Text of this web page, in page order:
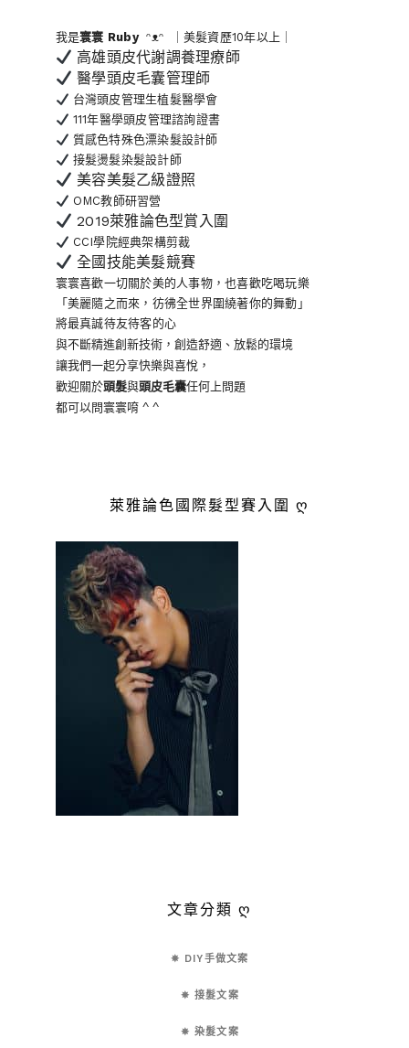
我是寰寰 Rubyᵔᴥᵔ ｜美髮資歷10年以上｜
高雄頭皮代謝調養理療師
醫學頭皮毛囊管理師
台灣頭皮管理生植髮醫學會
111年醫學頭皮管理諮詢證書
質感色特殊色漂染髮設計師
接髮燙髮染髮設計師
美容美髮乙級證照
OMC教師研習營
2019萊雅論色型賞入圍
CCI學院經典架構剪裁
全國技能美髮競賽
寰寰喜歡一切關於美的人事物，也喜歡吃喝玩樂
「美麗隨之而來，彷彿全世界圍繞著你的舞動」
將最真誠待友待客的心
與不斷精進創新技術，創造舒適、放鬆的環境
讓我們一起分享快樂與喜悅，
歡迎關於頭髮與頭皮毛囊任何上問題
都可以問寰寰唷 ^ ^
萊雅論色國際髮型賽入圍 ღ
文章分類 ღ
✵ DIY手做文案
✵ 接髮文案
✵ 染髮文案